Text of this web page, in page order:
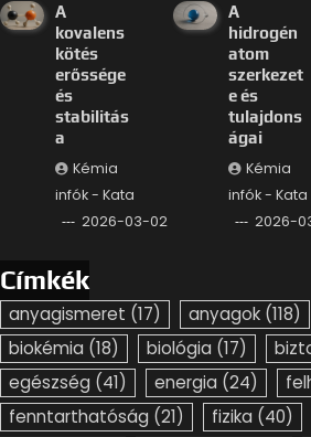
A
kovalens
kötés
erőssége
és
stabilitás
a
Kémia
infók - Kata
2026-03-02
A
hidrogén
atom
szerkezet
e és
tulajdons
ágai
Kémia
infók - Kata
2026-
Címkék
anyagismeret (17) anyagok (118)
biokémia (18) biológia (17)
egészség (41) energia (24)
fenntarthatóság (21) fizika (40)